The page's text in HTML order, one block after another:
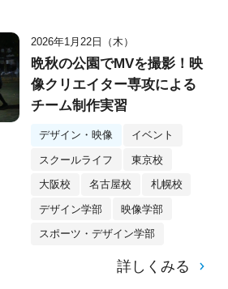
2026年1月22日（木）
晩秋の公園でMVを撮影！映
像クリエイター専攻による
チーム制作実習
デザイン・映像 イベント
スクールライフ 東京校
大阪校 名古屋校 札幌校
デザイン学部 映像学部
スポーツ・デザイン学部
詳しくみる